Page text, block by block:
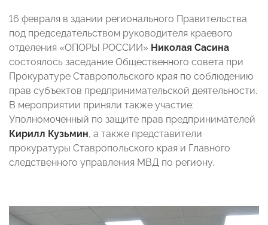
16 февраля в здании регионального Правительства
под председательством руководителя краевого
отделения «ОПОРЫ РОССИИ» Николая Сасина
состоялось заседание Общественного совета при
Прокуратуре Ставропольского края по соблюдению
прав субъектов предпринимательской деятельности.
В мероприятии приняли также участие:
Уполномоченный по защите прав предпринимателей
Кирилл Кузьмин, а также представители
прокуратуры Ставропольского края и Главного
следственного управления МВД по региону.